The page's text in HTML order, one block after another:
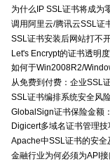
为什么IP SSL证书将成为
调用阿里云/腾讯云SSL证
SSL证书安装后网站打不
Let's Encrypt的证书透明
如何于Win2008R2/
从免费到付费：企业SSL
GlobalSign证书保险金额
Digicert多域名证书管理
Apache中SSL证书的安全
金融行业为何必须为API